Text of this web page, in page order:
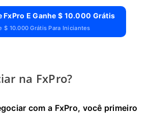
FxPro E Ganhe $ 10.000 Grátis
$ 10.000 Grátis Para Iniciantes
na FxPro?
com a FxPro, você primeiro